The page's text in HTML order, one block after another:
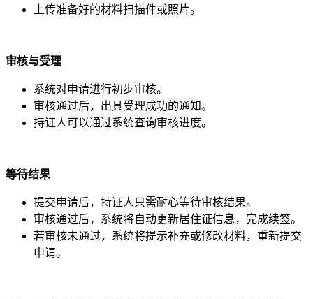
上传准备好的材料扫描件或照片。
审核与受理
系统对申请进行初步审核。
审核通过后，出具受理成功的通知。
持证人可以通过系统查询审核进度。
等待结果
提交申请后，持证人只需耐心等待审核结果。
审核通过后，系统将自动更新居住证信息，完成续签。
若审核未通过，系统将提示补充或修改材料，重新提交
申请。